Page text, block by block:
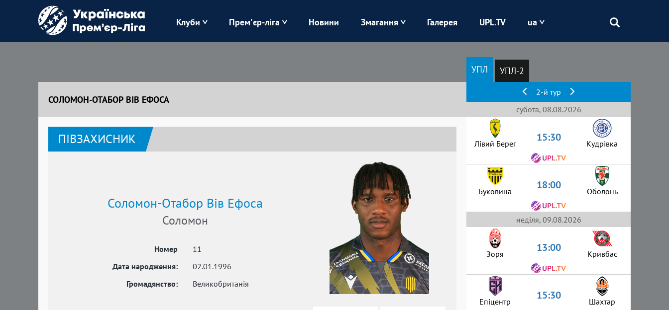
Клуби
Зоря Карпати Колос Кривбас
Оболонь
Полісся
Прем'єр-ліга Новини Змагання Галерея UPL.TV ua
СОЛОМОН-ОТАБОР ВІВ ЕФОСА
ПІВЗАХИСНИК
Соломон-Отабор Вів Ефоса
Соломон
Номер
11
Дата народження:
02.01.1996
Громадянство:
Великобританія
УПЛ УПЛ-2
2-й тур
субота, 08.08.2026
Лівий Берег 15:30 Кудрівка
Буковина 18:00 Оболонь
неділя, 09.08.2026
Зоря 13:00 Кривбас
Епіцентр 15:30 Шахтар